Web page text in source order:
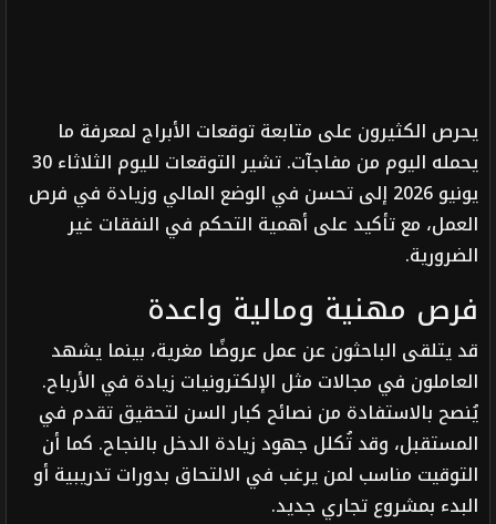
يحرص الكثيرون على متابعة توقعات الأبراج لمعرفة ما
يحمله اليوم من مفاجآت. تشير التوقعات لليوم الثلاثاء 30
يونيو 2026 إلى تحسن في الوضع المالي وزيادة في فرص
العمل، مع تأكيد على أهمية التحكم في النفقات غير
الضرورية.
فرص مهنية ومالية واعدة
قد يتلقى الباحثون عن عمل عروضًا مغرية، بينما يشهد
العاملون في مجالات مثل الإلكترونيات زيادة في الأرباح.
يُنصح بالاستفادة من نصائح كبار السن لتحقيق تقدم في
المستقبل، وقد تُكلل جهود زيادة الدخل بالنجاح. كما أن
التوقيت مناسب لمن يرغب في الالتحاق بدورات تدريبية أو
البدء بمشروع تجاري جديد.